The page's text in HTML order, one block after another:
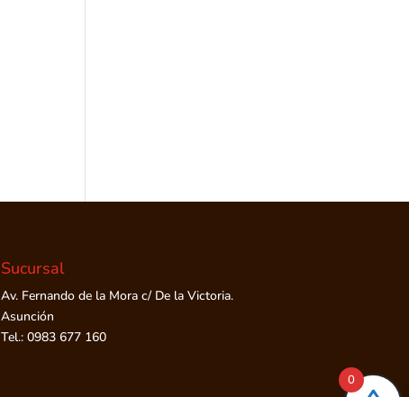
Sucursal
Av. Fernando de la Mora c/ De la Victoria.
Asunción
Tel.: 0983 677 160
0